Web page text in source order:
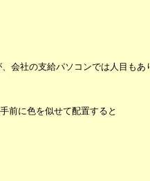
社の支給パソコンでは人目もあ
前に色を似せて配置すると